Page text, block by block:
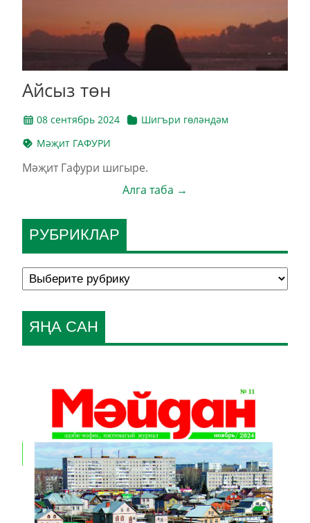
Айсыз төн
08 сентябрь 2024
Шигъри гөләндәм
Мәҗит ГАФУРИ
Мәҗит Гафури шигыре.
Алга таба →
РУБРИКЛАР
ЯҢА САН